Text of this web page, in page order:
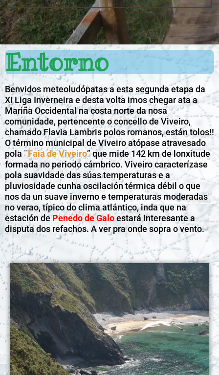
Entorno
Benvidos meteoludópatas a esta segunda etapa da
XI Liga Inverneira e desta volta imos chegar ata a
Mariña Occidental na costa norte da nosa
comunidade, pertencente o concello de Viveiro,
chamado Flavia Lambris polos romanos, están tolos!!
O término municipal de Viveiro atópase atravesado
pola ¨Faia de Viveiro” que mide 142 km de lonxitude
formada no periodo cámbrico. Viveiro caracterízase
pola suavidade das súas temperaturas e a
pluviosidade cunha oscilación térmica débil o que
nos da un suave inverno e temperaturas moderadas
no verao​, típico do clima atlántico, inda que na
estación dePenedo de Galoestará interesante a
disputa dos refachos. A ver pra onde sopra o vento.